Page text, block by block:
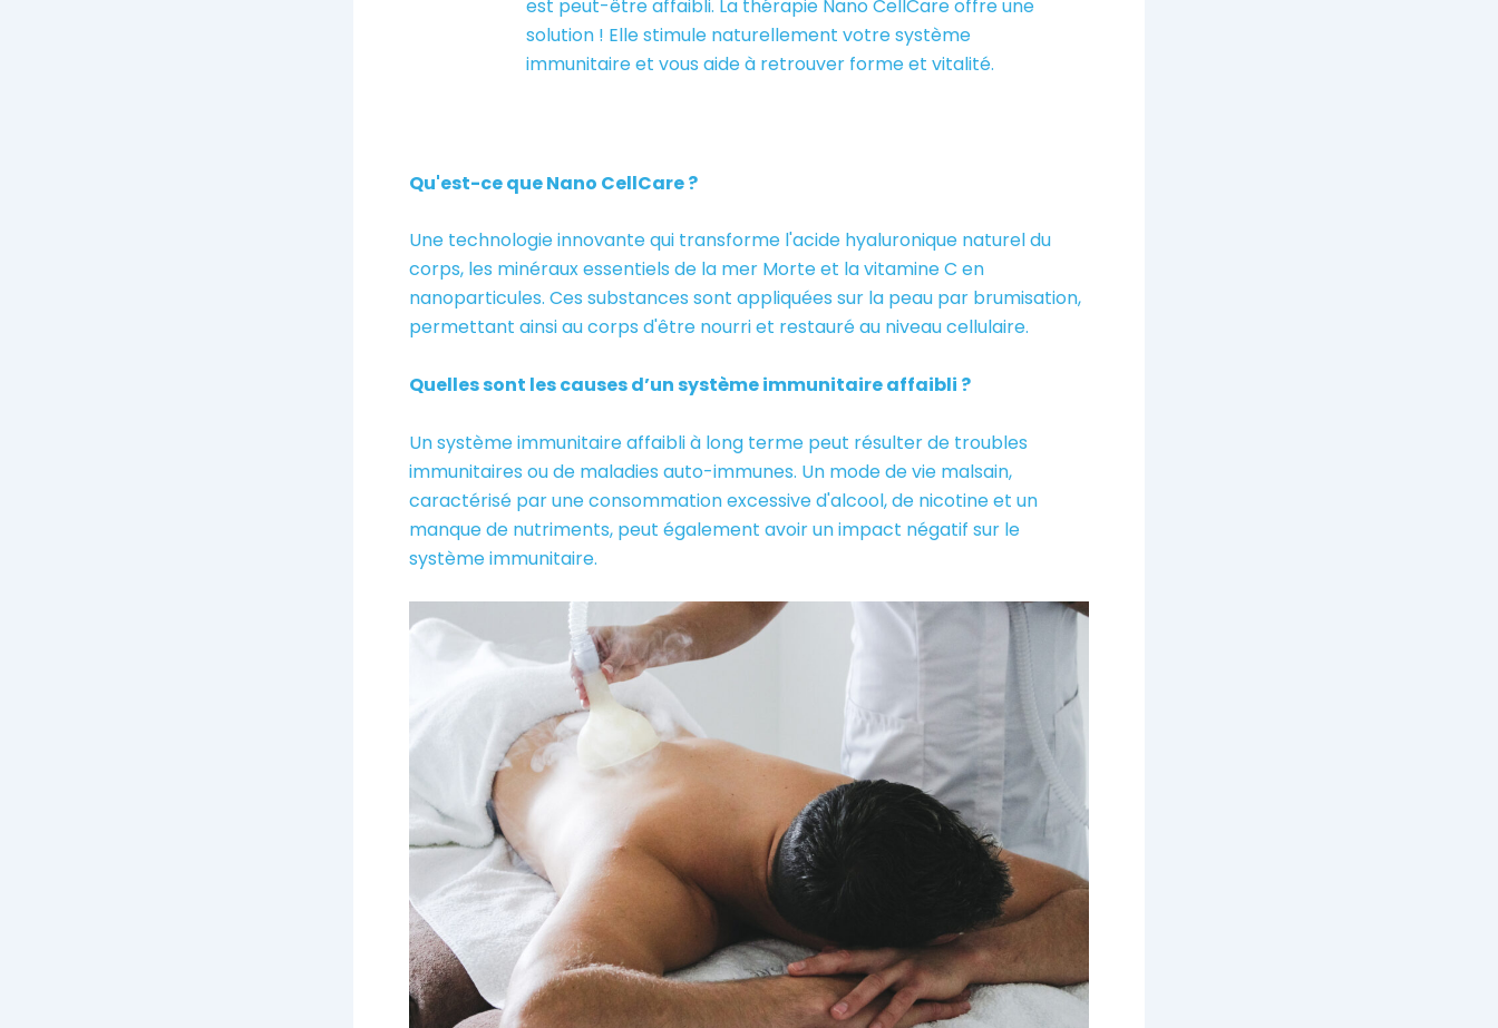
est peut-être affaibli. La thérapie Nano CellCare offre une
solution ! Elle stimule naturellement votre système
immunitaire et vous aide à retrouver forme et vitalité.
Qu'est-ce que Nano CellCare ?
Une technologie innovante qui transforme l'acide hyaluronique naturel du
corps, les minéraux essentiels de la mer Morte et la vitamine C en
nanoparticules. Ces substances sont appliquées sur la peau par brumisation,
permettant ainsi au corps d'être nourri et restauré au niveau cellulaire.
Quelles sont les causes d’un système immunitaire affaibli ?
Un système immunitaire affaibli à long terme peut résulter de troubles
immunitaires ou de maladies auto-immunes. Un mode de vie malsain,
caractérisé par une consommation excessive d'alcool, de nicotine et un
manque de nutriments, peut également avoir un impact négatif sur le
système immunitaire.